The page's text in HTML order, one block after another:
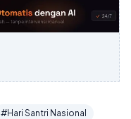
#Hari Santri Nasional